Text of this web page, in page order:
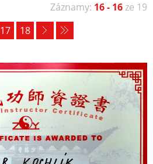
Záznamy: 16 - 16ze 19
17 18